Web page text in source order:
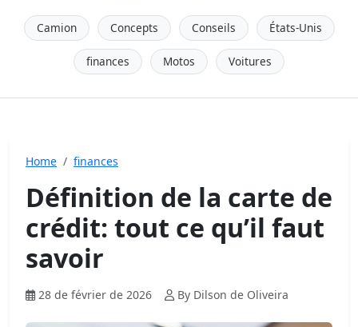
Camion Concepts Conseils États-Unis
finances Motos Voitures
Home finances
Définition de la carte de
crédit: tout ce qu’il faut
savoir
28 de février de 2026 By Dilson de Oliveira